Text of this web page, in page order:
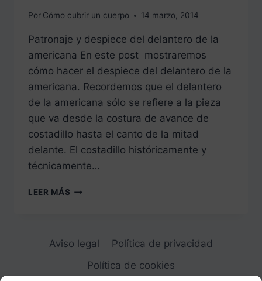
Por Cómo cubrir un cuerpo 14 marzo, 2014
Patronaje y despiece del delantero de la
americana En este post mostraremos
cómo hacer el despiece del delantero de la
americana. Recordemos que el delantero
de la americana sólo se refiere a la pieza
que va desde la costura de avance de
costadillo hasta el canto de la mitad
delante. El costadillo históricamente y
técnicamente…
LEER MÁS PATRONAJE
DELANTERO
AMERICANA
Aviso legal
Política de privacidad
Política de cookies